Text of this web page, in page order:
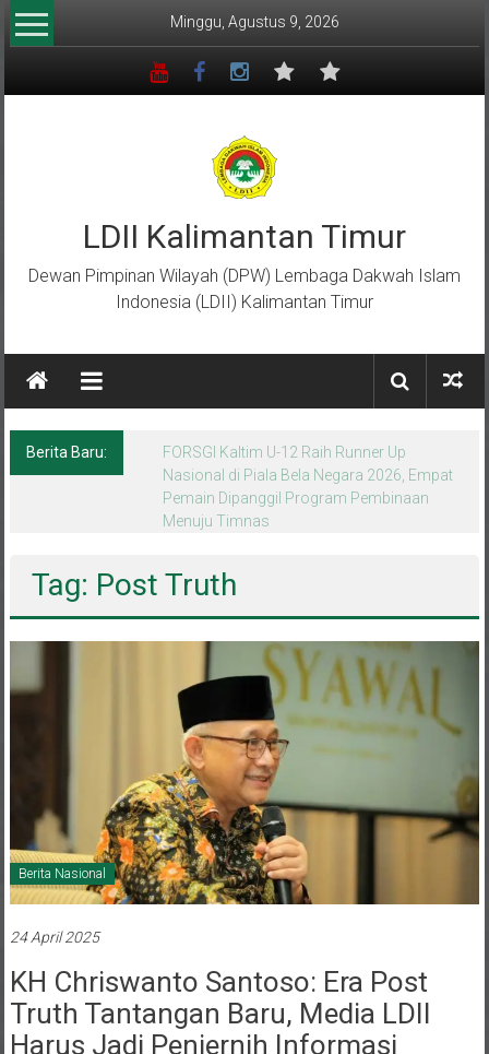
Lompat
ke
Minggu, Agustus 9, 2026
LDII Kalimantan Timur
Dewan Pimpinan Wilayah (DPW) Lembaga Dakwah Islam
Indonesia (LDII) Kalimantan Timur
Berita Baru:
Menempa Generasi Muda Berkarakter Luhur
di Bumi Perkemahan Makroman Indah
melalui CAI ke-47
Berita Nasional
Truth Tantangan Baru, Media LDII
Harus Jadi Penjernih Informasi